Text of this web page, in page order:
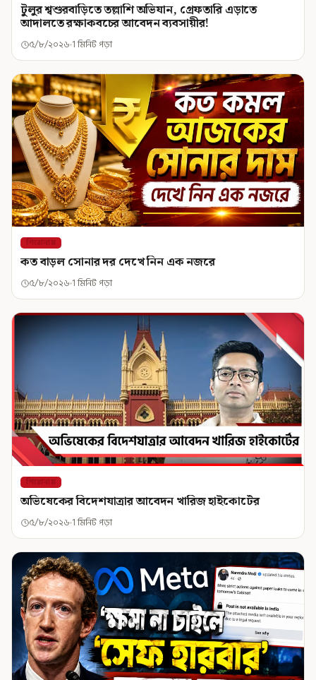
টুলুর শ্বশুরবাড়িতে তল্লাশি অভিযান, গ্রেফতারি এড়াতে
আদালতে রক্ষাকবচের আবেদন ব্যবসায়ীর!
৫/৮/২০২৬ 1 মিনিট পড়া
শিরোনাম
কত বাড়ল সোনার দর দেখে নিন এক নজরে
৫/৮/২০২৬ 1 মিনিট পড়া
শিরোনাম
অভিষেকের বিদেশযাত্রার আবেদন খারিজ হাইকোর্টের
৫/৮/২০২৬ 1 মিনিট পড়া